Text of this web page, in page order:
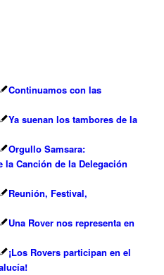
Continuamos con las
Ya suenan los tambores de la
Orgullo Samsara:
la Canción de la Delegación
Reunión, Festival,
Una Rover nos representa en
¡Los Rovers participan en el